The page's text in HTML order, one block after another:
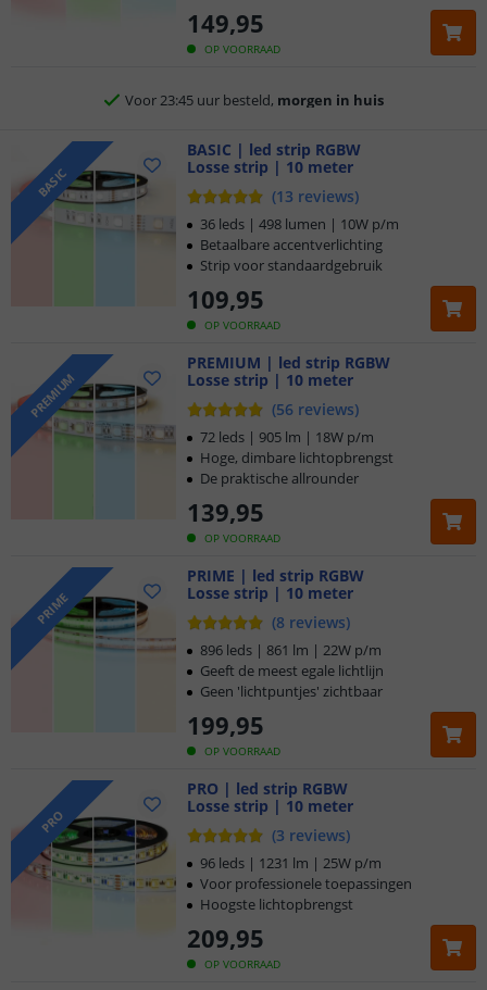
OP VOORRAAD
149,95
Klantbeoordeling 9.1
Gratisverzending vanaf € 20,-
Klantbeoordeling 9.1
Voor 23:45 uur besteld, morgen in huis
BASIC
BASIC | led strip RGBW
Losse strip | 10 meter
(13 reviews)
OP VOORRAAD
109,95
36 leds | 498 lumen | 10W p/m
Betaalbare accentverlichting
Strip voor standaardgebruik
PREMIUM
PREMIUM | led strip RGBW
Losse strip | 10 meter
(56 reviews)
OP VOORRAAD
139,95
72 leds | 905 lm | 18W p/m
Hoge, dimbare lichtopbrengst
De praktische allrounder
PRIME
PRIME | led strip RGBW
Losse strip | 10 meter
(8 reviews)
OP VOORRAAD
199,95
896 leds | 861 lm | 22W p/m
Geeft de meest egale lichtlijn
Geen 'lichtpuntjes' zichtbaar
PRO
PRO | led strip RGBW
Losse strip | 10 meter
(3 reviews)
OP VOORRAAD
209,95
96 leds | 1231 lm | 25W p/m
Voor professionele toepassingen
Hoogste lichtopbrengst